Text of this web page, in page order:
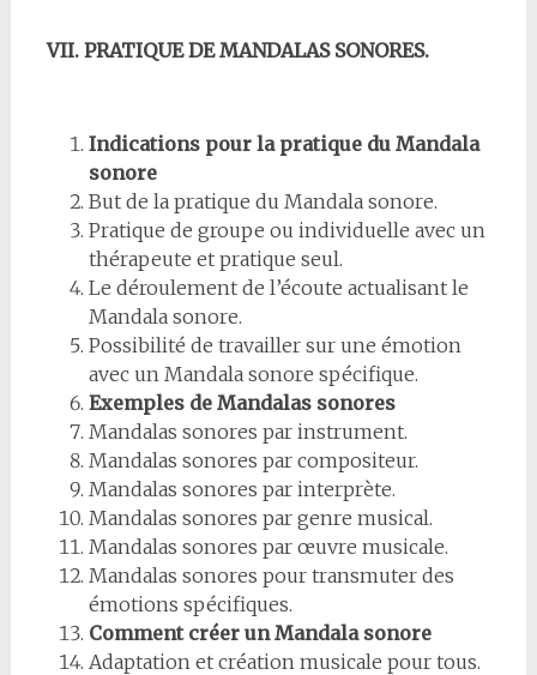
VII. PRATIQUE DE MANDALAS SONORES.
Indications pour la pratique du Mandala
sonore
But de la pratique du Mandala sonore.
Pratique de groupe ou individuelle avec un
thérapeute et pratique seul.
Le déroulement de l’écoute actualisant le
Mandala sonore.
Possibilité de travailler sur une émotion
avec un Mandala sonore spécifique.
Exemples de Mandalas sonores
Mandalas sonores par instrument.
Mandalas sonores par compositeur.
Mandalas sonores par interprète.
Mandalas sonores par genre musical.
Mandalas sonores par œuvre musicale.
Mandalas sonores pour transmuter des
émotions spécifiques.
Comment créer un Mandala sonore
Adaptation et création musicale pour tous.